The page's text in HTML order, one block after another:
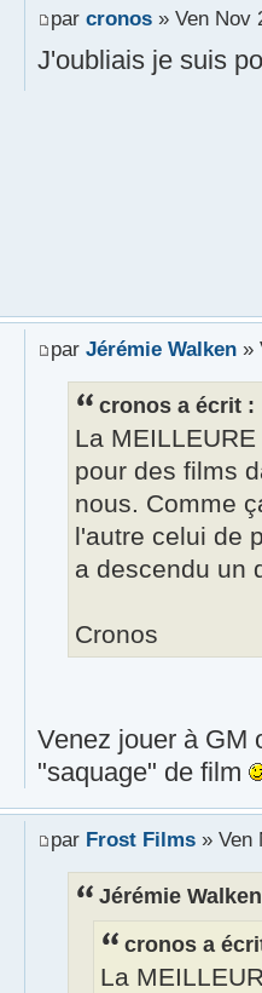
par cronos» Ven Nov
J'oubliais je suis
par Jérémie Walken»
cronos a écrit :
La
pour des films
nous. Comme
l'autre celui de
a descendu un
Cronos
Venez jouer à GM
"saquage" de film
par Frost Films» Ven
Jérémie
cronos a
La